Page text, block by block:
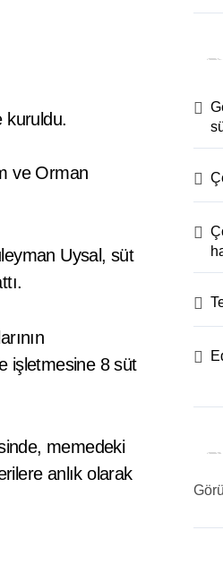
kuruldu.
ve Orman
Uysal, süt
işletmesine 8 süt
memedeki
anlık olarak